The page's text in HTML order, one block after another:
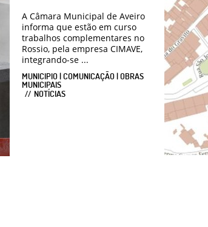
A Câmara Municipal de Aveiro
informa que estão em curso
trabalhos complementares no
Rossio, pela empresa CIMAVE,
integrando-se ...
MUNICIPIO | COMUNICAÇÃO | OBRAS
MUNICIPAIS
NOTÍCIAS